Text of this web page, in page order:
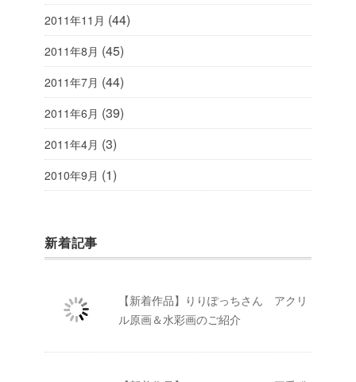
2011年11月 (44)
2011年8月 (45)
2011年7月 (44)
2011年6月 (39)
2011年4月 (3)
2010年9月 (1)
新着記事
【新着作品】りりぽっちさん アクリ
ル原画＆水彩画のご紹介